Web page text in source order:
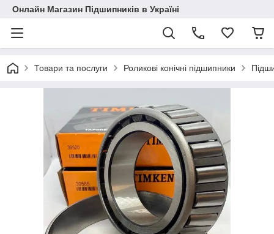
Онлайн Магазин Підшипників в Україні
Товари та послуги Роликові конічні підшипники